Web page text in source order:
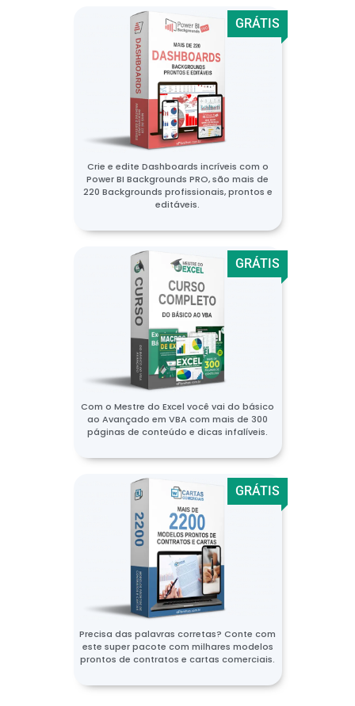
GRÁTIS
Crie e edite Dashboards incríveis com o
Power BI Backgrounds PRO, são mais de
220 Backgrounds profissionais, prontos e
editáveis.
GRÁTIS
Com o Mestre do Excel você vai do básico
ao Avançado em VBA com mais de 300
páginas de conteúdo e dicas infalíveis.
GRÁTIS
Precisa das palavras corretas? Conte com
este super pacote com milhares modelos
prontos de contratos e cartas comerciais.